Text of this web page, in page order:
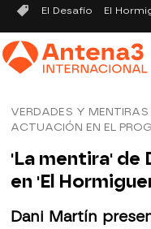
El Desafío El
VERDADES Y
ACTUACIÓN EN EL
'La mentira' de
en 'El
Dani Martín